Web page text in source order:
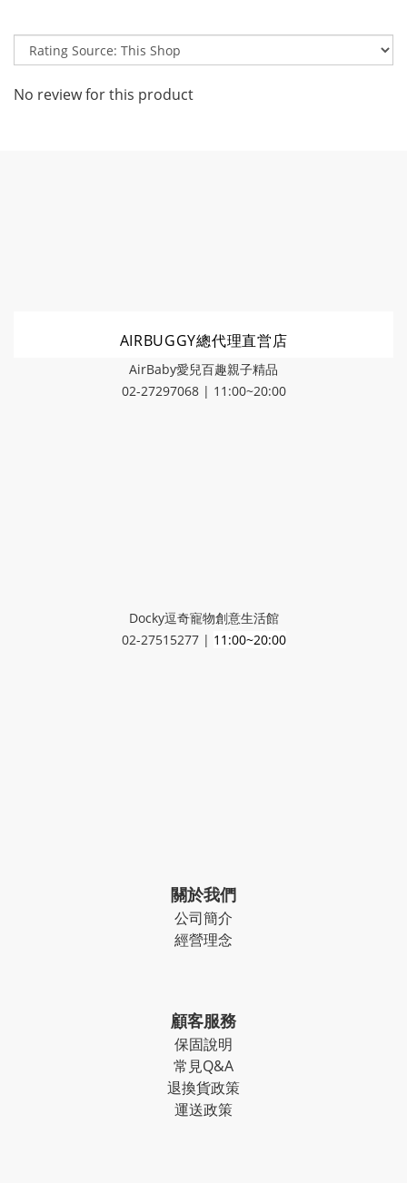
No review for this product
AIRBUGGY總代理直営店
AirBaby愛兒百趣親子精品
02-27297068 | 11:00~20:00
Docky逗奇寵物創意生活館
02-27515277 | 11:00~20:00
關於我們
公司簡介
經營理念
顧客服務
保固說明
常見Q&A
退換貨政策
運送政策